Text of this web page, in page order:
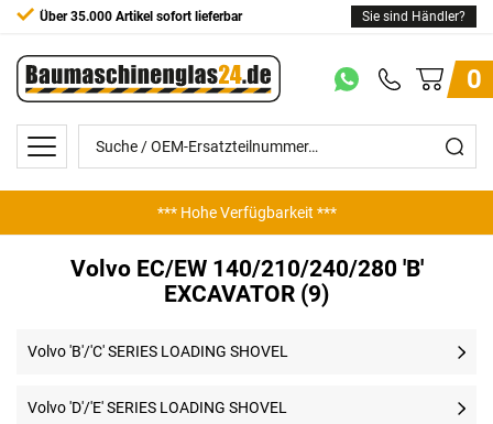
Über 35.000 Artikel sofort lieferbar Sie sind Händler?
0
*** Hohe Verfügbarkeit ***
Volvo EC/EW 140/210/240/280 'B'
EXCAVATOR (9)
Volvo 'D'/'E' SERIES LOADING SHOVEL
Volvo 'B'/'C' SERIES LOADING SHOVEL